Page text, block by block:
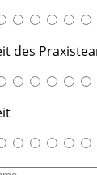
des